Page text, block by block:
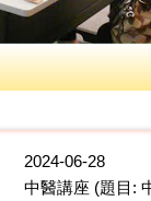
2024-06-28
中醫講座 (題目: